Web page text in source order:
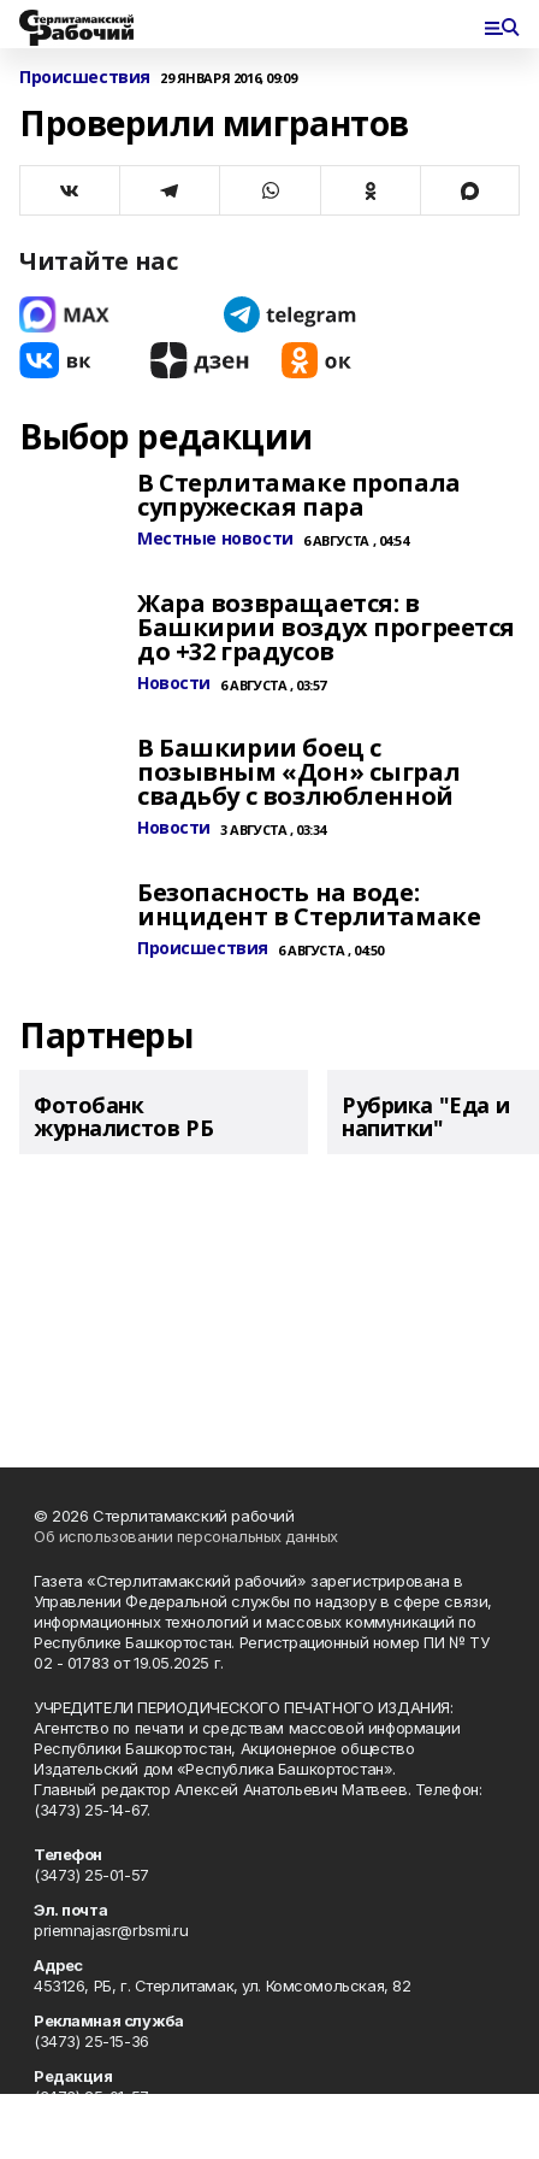
Происшествия 29 ЯНВАРЯ 2016, 09:09
Проверили мигрантов
Читайте нас
Выбор редакции
В Стерлитамаке пропала
супружеская пара
Местные новости 6 АВГУСТА , 04:54
Жара возвращается: в
Башкирии воздух прогреется
до +32 градусов
Новости 6 АВГУСТА , 03:57
В Башкирии боец с
позывным «Дон» сыграл
свадьбу с возлюбленной
Новости 3 АВГУСТА , 03:34
Безопасность на воде:
инцидент в Стерлитамаке
Происшествия 6 АВГУСТА , 04:50
Партнеры
Фотобанк
журналистов РБ
Рубрика "Еда и
напитки"
© 2026 Стерлитамакский рабочий
Об использовании персональных данных
Газета «Стерлитамакский рабочий» зарегистрирована в
Управлении Федеральной службы по надзору в сфере связи,
информационных технологий и массовых коммуникаций по
Республике Башкортостан. Регистрационный номер ПИ № ТУ
02 - 01783 от 19.05.2025 г.
УЧРЕДИТЕЛИ ПЕРИОДИЧЕСКОГО ПЕЧАТНОГО ИЗДАНИЯ:
Агентство по печати и средствам массовой информации
Республики Башкортостан, Акционерное общество
Издательский дом «Республика Башкортостан».
Главный редактор Алексей Анатольевич Матвеев. Телефон:
(3473) 25-14-67.
Телефон
(3473) 25-01-57
Эл. почта
priemnajasr@rbsmi.ru
Адрес
453126, РБ, г. Стерлитамак, ул. Комсомольская, 82
Рекламная служба
(3473) 25-15-36
Редакция
(3473) 25-01-57